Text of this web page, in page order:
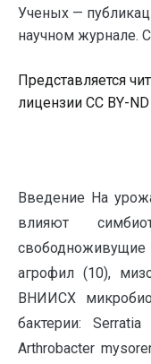
Ученых —
научном журнале.
Представляется
лицензии CC BY-ND
Введение На
влияют
агрофил (10),
ВНИИСХ
бактерии:
Arthrobacter